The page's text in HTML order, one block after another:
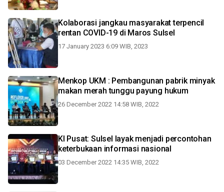
Kolaborasi jangkau masyarakat terpencil
rentan COVID-19 di Maros Sulsel
17 January 2023 6:09 WIB, 2023
Menkop UKM : Pembangunan pabrik minyak
makan merah tunggu payung hukum
26 December 2022 14:58 WIB, 2022
KI Pusat: Sulsel layak menjadi percontohan
keterbukaan informasi nasional
03 December 2022 14:35 WIB, 2022